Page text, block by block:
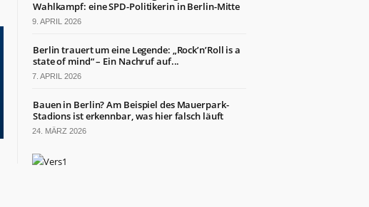
Wahlkampf: eine SPD-Politikerin in Berlin-Mitte
9. APRIL 2026
Berlin trauert um eine Legende: „Rock’n’Roll is a
state of mind“ – Ein Nachruf auf...
7. APRIL 2026
Bauen in Berlin? Am Beispiel des Mauerpark-
Stadions ist erkennbar, was hier falsch läuft
24. MÄRZ 2026